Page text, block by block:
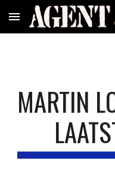
Skip to main content
MARTIN